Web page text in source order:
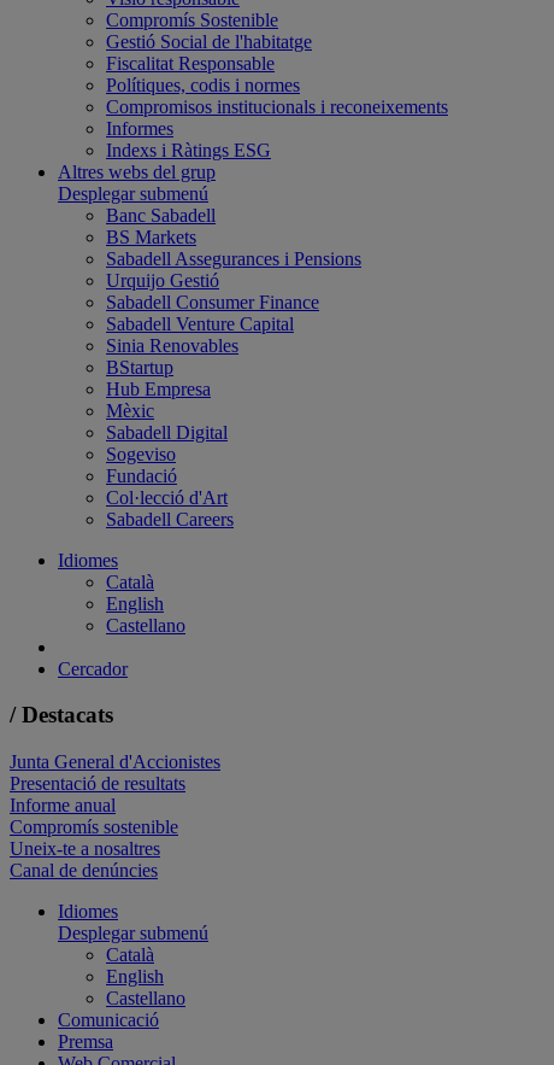
Compromís Sostenible
Gestió Social de l'habitatge
Fiscalitat Responsable
Polítiques, codis i normes
Compromisos institucionals i reconeixements
Informes
Indexs i Ràtings ESG
Altres webs del grup
Desplegar submenú
Banc Sabadell
BS Markets
Sabadell Assegurances i Pensions
Urquijo Gestió
Sabadell Consumer Finance
Sabadell Venture Capital
Sinia Renovables
BStartup
Hub Empresa
Mèxic
Sabadell Digital
Sogeviso
Fundació
Col·lecció d'Art
Sabadell Careers
Idiomes
Català
English
Castellano
Cercador
/ Destacats
Junta General d'Accionistes
Presentació de resultats
Informe anual
Compromís sostenible
Uneix-te a nosaltres
Canal de denúncies
Idiomes
Desplegar submenú
Català
English
Castellano
Comunicació
Premsa